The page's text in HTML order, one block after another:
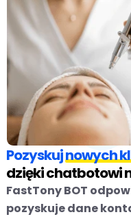
Pozyskujnowych
dzięki chatbotowi
FastTony BOT
pozyskuje dane